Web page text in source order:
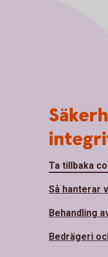
Ta tillbaka
Så hanterar
Behandling
Bedrägeri